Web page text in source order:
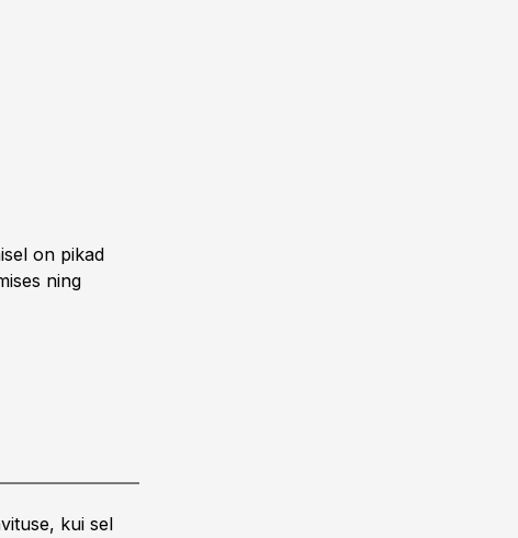
on pikad
ning
kui sel